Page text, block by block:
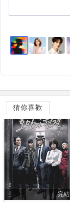
猜你喜歡
完結